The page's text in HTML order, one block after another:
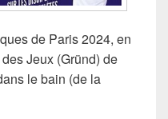
de Paris 2024, en
Jeux (Gründ) de
le bain (de la